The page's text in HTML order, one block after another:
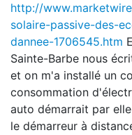
http://
solaire-passive-des-
dannee-1706545.htm
Sainte-Barbe nous
et on m'a installé un
consommation
auto démarrait par
le démarreur à